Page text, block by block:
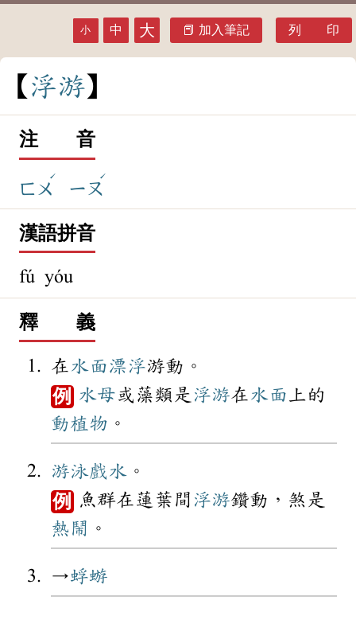
小 中 大 加入筆記 列 印
浮游
注 音
ㄈㄨ
ˊ
ㄧㄡ
ˊ
漢語拼音
fú yóu
釋 義
在水面漂浮游動。
例 水母或藻類是 浮游在水面 上的
動植物 。
游泳戲水 。
例 魚群在蓮葉間 浮游鑽動，煞是
熱鬧 。
→蜉蝣